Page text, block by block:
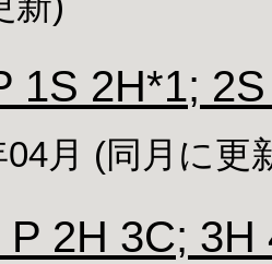
1S 2H*1;
04月 (同月に更
2H 3C;